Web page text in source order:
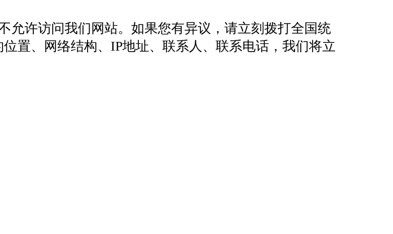
允许访问我们网站。如果您有异议，请立刻拨打全国统
置、网络结构、IP地址、联系人、联系电话，我们将立